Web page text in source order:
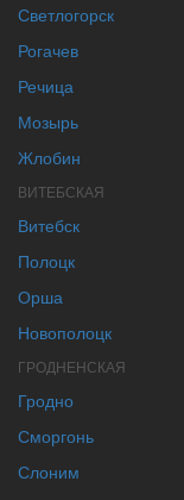
Светлогорск
Рогачев
Речица
Мозырь
Жлобин
ВИТЕБСКАЯ
Витебск
Полоцк
Орша
Новополоцк
ГРОДНЕНСКАЯ
Гродно
Сморгонь
Слоним